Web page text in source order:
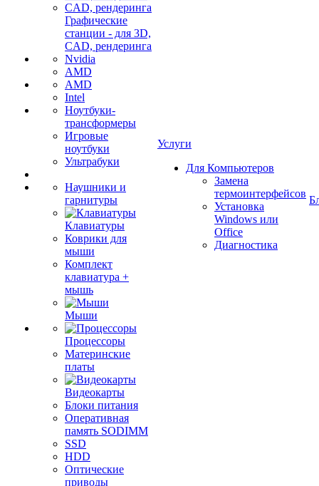
Графические
станции - для 3D,
CAD, рендеринга
Nvidia
AMD
AMD
Intel
Ноутбуки-
трансформеры
Игровые
ноутбуки
Ультрабуки
Наушники и
гарнитуры
Клавиатуры
Коврики для
мыши
Комплект
клавиатура +
мышь
Мыши
Процессоры
Материнские
платы
Видеокарты
Блоки питания
Оперативная
память SODIMM
SSD
HDD
Оптические
приводы
Услуги
Для Компьютеров
Замена
термоинтерфейсов
Установка
Windows или
Office
Диагностика